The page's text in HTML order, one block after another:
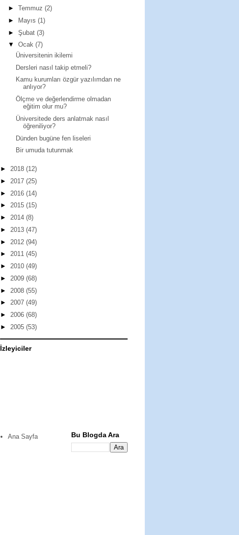
► Temmuz (2)
►
Mayıs (1)
► Şubat (3)
▼ Ocak (7)
Üniversitenin ikilemi
Dersleri nasıl takip etmeli?
Kamu kurumları özgür yazılımdan ne
anlıyor?
Ölçme ve değerlendirme olmadan
eğitim olur mu?
Üniversitede ders anlatmak nasıl
öğreniliyor?
Dünden bugüne fen liseleri
Bir umuda tutunmak
► 2018 (12)
► 2017 (25)
► 2016 (14)
► 2015 (15)
► 2014 (8)
► 2013 (47)
► 2012 (94)
► 2011 (45)
► 2010 (49)
► 2009 (68)
► 2008 (55)
► 2007 (49)
► 2006 (68)
► 2005 (53)
İzleyiciler
Ana Sayfa Bu Blogda Ara